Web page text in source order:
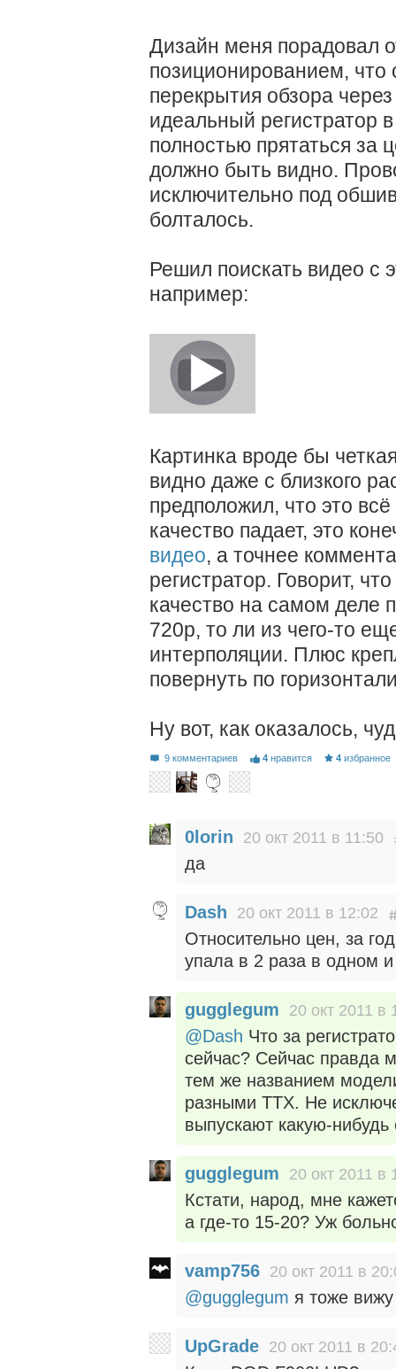
Дизайн меня порадовал
позиционированием,
перекрытия обзора
идеальный регистратор
полностью прятаться за
должно быть видно.
исключительно под
болталось.
Решил поискать видео с
например:
Картинка вроде бы
видно даже с близкого
предположил, что это
качество падает, это
видео, а точнее
регистратор. Говорит,
качество на самом деле
720p, то ли из чего-то
интерполяции. Плюс
повернуть по
Ну вот, как оказалось,
9 комментариев 4 нравится 4 избранное
0lorin 20 окт 2011 в 11:50
да
Dash 20 окт 2011 в 12:02
Относительно цен, за
упала в 2 раза в одном
gugglegum 20 окт 2011 в
@Dash Что за
сейчас? Сейчас правда
тем же названием
разными ТТХ. Не
выпускают какую-нибудь
gugglegum 20 окт 2011 в
Кстати, народ, мне
а где-то 15-20? Уж
vamp756 20 окт 2011 в
@gugglegum я тоже
UpGrade 20 окт 2011 в